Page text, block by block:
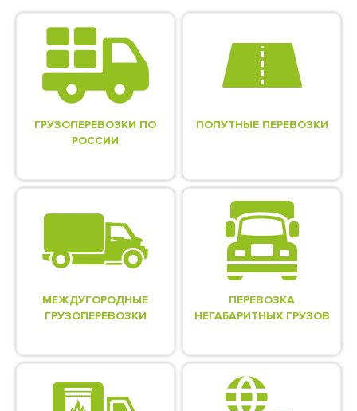
ГРУЗОПЕРЕВОЗКИ ПО
РОССИИ
ПОПУТНЫЕ ПЕРЕВОЗКИ
МЕЖДУГОРОДНЫЕ
ГРУЗОПЕРЕВОЗКИ
ПЕРЕВОЗКА
НЕГАБАРИТНЫХ ГРУЗОВ